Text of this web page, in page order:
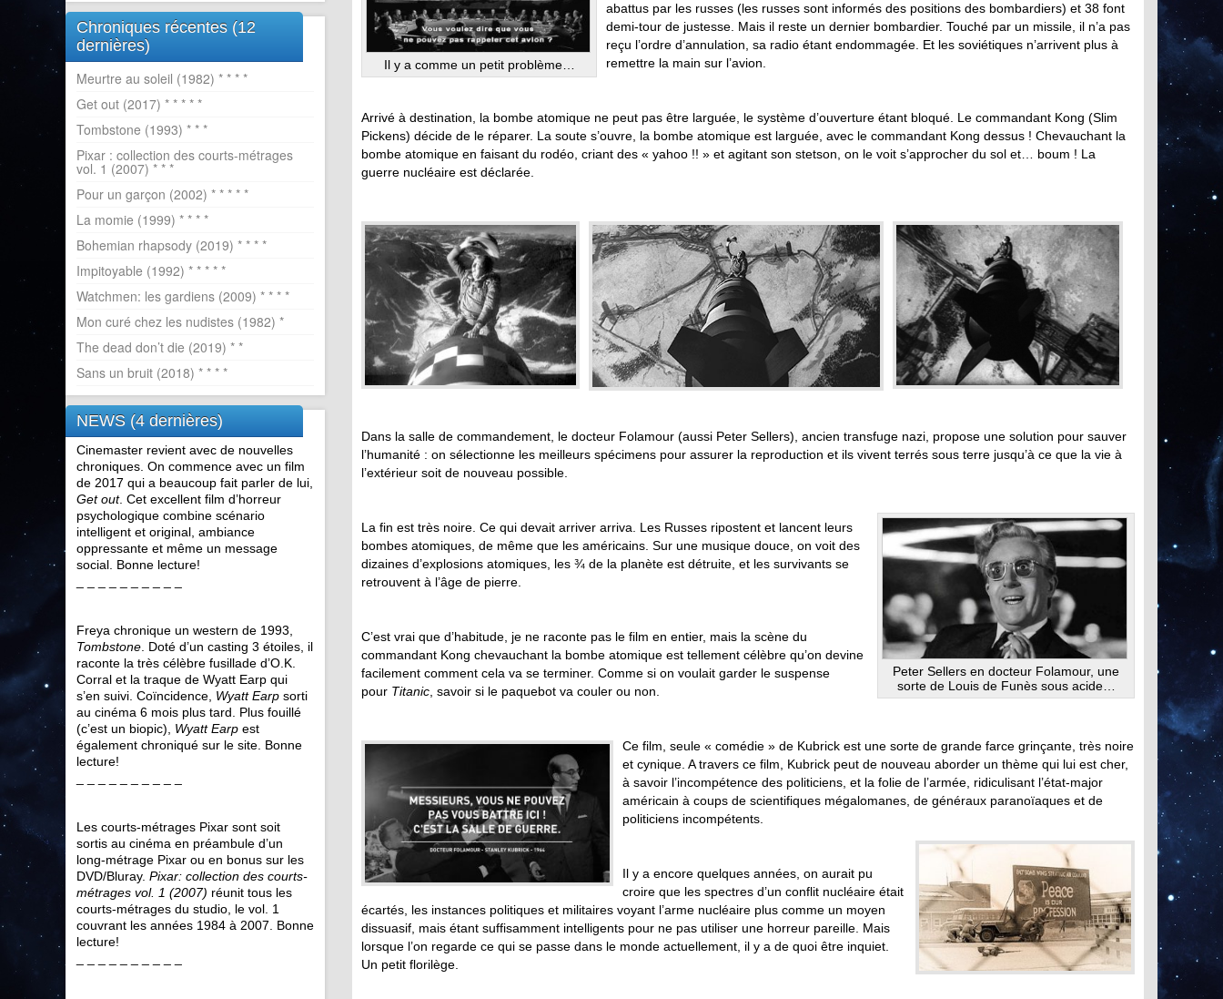
Il y a comme un petit problème…
abattus par les russes (les russes sont informés des positions des bombardiers) et 38 font
demi-tour de justesse. Mais il reste un dernier bombardier. Touché par un missile, il n’a pas
reçu l’ordre d’annulation, sa radio étant endommagée. Et les soviétiques n’arrivent plus à
remettre la main sur l’avion.
Arrivé à destination, la bombe atomique ne peut pas être larguée, le système d’ouverture étant bloqué. Le commandant Kong (Slim
Pickens) décide de le réparer. La soute s’ouvre, la bombe atomique est larguée, avec le commandant Kong dessus ! Chevauchant la
bombe atomique en faisant du rodéo, criant des « yahoo !! » et agitant son stetson, on le voit s’approcher du sol et… boum ! La
guerre nucléaire est déclarée.
Dans la salle de commandement, le docteur Folamour (aussi Peter Sellers), ancien transfuge nazi, propose une solution pour sauver
l’humanité : on sélectionne les meilleurs spécimens pour assurer la reproduction et ils vivent terrés sous terre jusqu’à ce que la vie à
l’extérieur soit de nouveau possible.
Peter Sellers en docteur Folamour, une
sorte de Louis de Funès sous acide…
La fin est très noire. Ce qui devait arriver arriva. Les Russes ripostent et lancent leurs
bombes atomiques, de même que les américains. Sur une musique douce, on voit des
dizaines d’explosions atomiques, les ¾ de la planète est détruite, et les survivants se
retrouvent à l’âge de pierre.
C’est vrai que d’habitude, je ne raconte pas le film en entier, mais la scène du
commandant Kong chevauchant la bombe atomique est tellement célèbre qu’on devine
facilement comment cela va se terminer. Comme si on voulait garder le suspense
pour Titanic, savoir si le paquebot va couler ou non.
Ce film, seule « comédie » de Kubrick est une sorte de grande farce grinçante, très noire
et cynique. A travers ce film, Kubrick peut de nouveau aborder un thème qui lui est cher,
à savoir l’incompétence des politiciens, et la folie de l’armée, ridiculisant l’état-major
américain à coups de scientifiques mégalomanes, de généraux paranoïaques et de
politiciens incompétents.
Il y a encore quelques années, on aurait pu
croire que les spectres d’un conflit nucléaire était
écartés, les instances politiques et militaires voyant l’arme nucléaire plus comme un moyen
dissuasif, mais étant suffisamment intelligents pour ne pas utiliser une horreur pareille. Mais
lorsque l’on regarde ce qui se passe dans le monde actuellement, il y a de quoi être inquiet.
Un petit florilège.
Chroniques récentes (12
dernières)
Meurtre au soleil (1982) * * * *
Get out (2017) * * * * *
Tombstone (1993) * * *
Pixar : collection des courts-métrages
vol. 1 (2007) * * *
Pour un garçon (2002) * * * * *
La momie (1999) * * * *
Bohemian rhapsody (2019) * * * *
Impitoyable (1992) * * * * *
Watchmen: les gardiens (2009) * * * *
Mon curé chez les nudistes (1982) *
The dead don’t die (2019) * *
Sans un bruit (2018) * * * *
NEWS (4 dernières)
Cinemaster revient avec de nouvelles
chroniques. On commence avec un film
de 2017 qui a beaucoup fait parler de lui,
Get out. Cet excellent film d’horreur
psychologique combine scénario
intelligent et original, ambiance
oppressante et même un message
social. Bonne lecture!
Freya chronique un western de 1993,
Tombstone . Doté d’un casting 3 étoiles, il
raconte la très célèbre fusillade d’O.K.
Corral et la traque de Wyatt Earp qui
s’en suivi. Coïncidence, Wyatt Earp sorti
au cinéma 6 mois plus tard. Plus fouillé
(c’est un biopic), Wyatt Earp est
également chroniqué sur le site. Bonne
lecture!
Les courts-métrages Pixar sont soit
sortis au cinéma en préambule d’un
long-métrage Pixar ou en bonus sur les
DVD/Bluray. Pixar: collection des courts-
métrages vol. 1 (2007) réunit tous les
courts-métrages du studio, le vol. 1
couvrant les années 1984 à 2007. Bonne
lecture!